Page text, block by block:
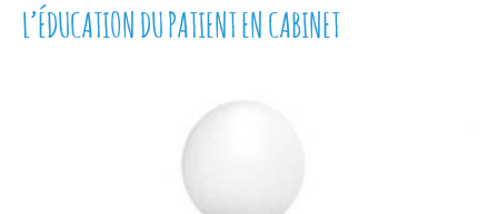
L’ÉDUCATION DU PATIENT EN CABINET